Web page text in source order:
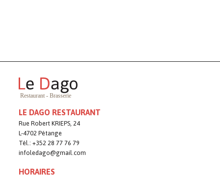
LE DAGO RESTAURANT
Rue Robert KRIEPS, 24
L-4702 Pétange
Tél.:+352 28 77 76 79
infoledago@gmail.com
HORAIRES